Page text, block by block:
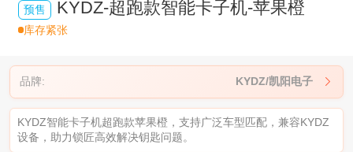
预售 KYDZ-超跑款智能卡子机-苹果橙
库存紧张
品牌: KYDZ/凯阳电子 
KYDZ智能卡子机超跑款苹果橙，支持广泛车型匹配，兼容KYDZ
设备，助力锁匠高效解决钥匙问题。